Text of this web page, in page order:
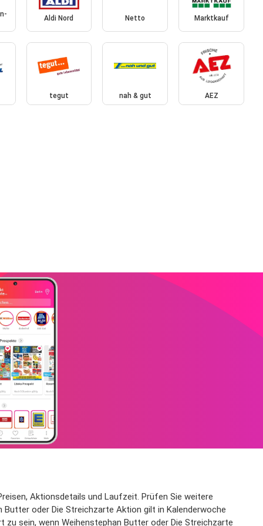
Aldi Nord Netto Marktkauf
tegut nah & gut AEZ
Aktionsdetails und Laufzeit. Prüfen Sie weitere
oder Die Streichzarte Aktion gilt in Kalenderwoche
sein, wenn Weihenstephan Butter oder Die Streichzarte